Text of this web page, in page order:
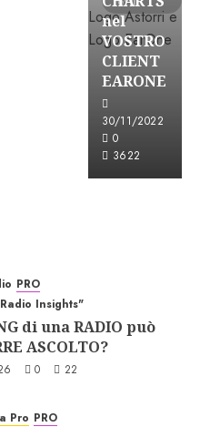
nel
VOSTRO
CLIENT
EARONE
30/11/2022
0
3622
PRO
Insights"
di una RADIO può
ASCOLTO?
0 22
Pro PRO